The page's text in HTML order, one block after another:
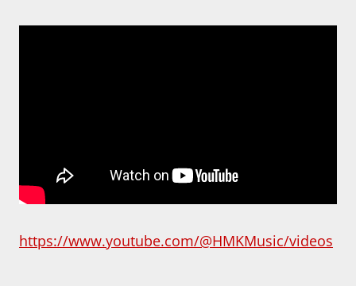
https://www.youtube.com/@HMKMusic/videos